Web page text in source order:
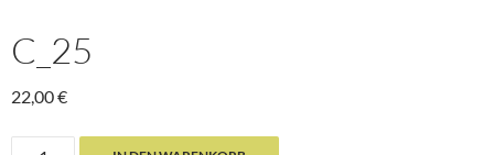
C_25
22,00€
c_25